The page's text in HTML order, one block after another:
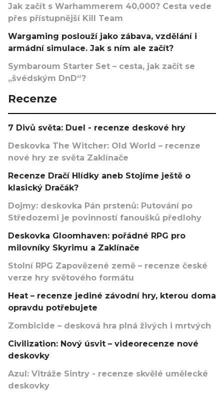
Jak začít s Warhammerem 40,000? Cesta vede
přes přístupnější Kill Team
Wargaming poslouží jako zábava, vzdělání i
armádní simulace. Jak s ním ale začít?
Symbaroum Starter Set – cesta, jak začít se
„švédským DnD“?
Recenze
7 Divů světa: Duel - recenze deskové hry
Deskovka The Witcher: Old World – recenze
nové hry ze světa Zaklínače
Recenze Dračí Hlídky aneb Stojíme ještě o
klasický Dračák?
Dojmy: deskovka Pán prstenů: Putování po
Středozemi je povinností fanoušků předlohy
Deskovka Gloomhaven: pořádné RPG pro
milovníky Skyrimu a Zaklínače
Stolní RPG Zapovězené země – recenze české
verze hry světového formátu
Heat – recenze jediné závodní hry, kterou doma
opravdu potřebujete
Zombicide – desková hra plná živých i mrtvých
Civilization: Nový úsvit – videorecenze nové
deskovky
Azul: Vitráže Sintry - recenze skvělé umělecké
deskovky